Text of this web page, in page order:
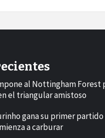
al Nottingham Forest
el triangular amistoso
gana su primer
a carburar